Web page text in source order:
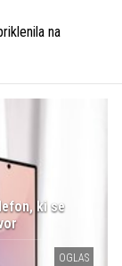
na
ki se
OGLAS